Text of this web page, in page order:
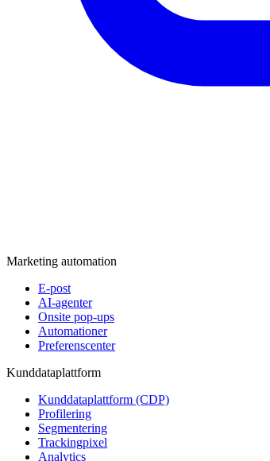
Marketing automation
E-post
AI-agenter
Onsite pop-ups
Automationer
Preferenscenter
Kunddataplattform
Kunddataplattform (CDP)
Profilering
Segmentering
Trackingpixel
Analytics